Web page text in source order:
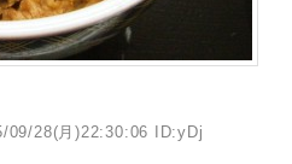
09/28(月)22:30:06 ID:yDj